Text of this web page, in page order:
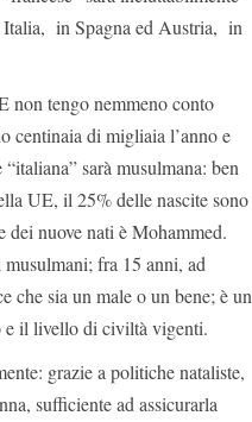
Italia, in Spagna ed Austria, in
non tengo nemmeno conto
centinaia di migliaia l’anno e
sarà musulmana: ben
UE, il 25% delle nascite sono
nuove nati è Mohammed.
fra 15 anni, ad
che sia un male o un bene; è un
e il livello di civiltà vigenti.
grazie a politiche nataliste,
sufficiente ad assicurarla